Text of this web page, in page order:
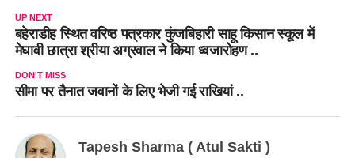
UP NEXT
बहेराडीह स्थित वरिष्ठ पत्रकार कुंजबिहारी साहू किसान स्कूल में
मेघावी छात्रा श्रीया अग्रवाल ने किया ध्वजारोहण ..
DON'T MISS
सीमा पर तैनात जवानों के लिए भेजी गई राखियां ..
Tapesh Sharma ( Atul Sakti )